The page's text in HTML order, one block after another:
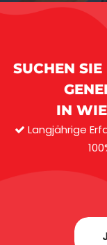
SUCHEN
IN
Langjährige